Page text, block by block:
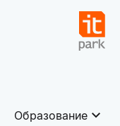
Образование